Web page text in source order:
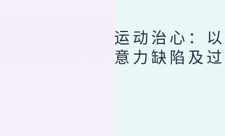
运动治心：
意力缺陷及